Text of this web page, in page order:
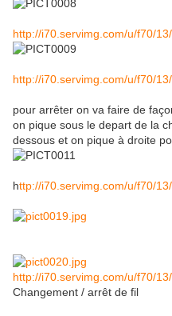
http://i70.servimg.com/u/f70/
http://i70.servimg.com/u/f70/
pour arrêter on va faire de
on pique sous le depart de la
dessous et on pique à droite
http://i70.servimg.com/u/f70/
http://i70.servimg.com/u/f70/
Changement / arrêt de fil